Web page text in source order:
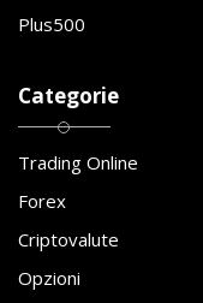
Plus500
Categorie
Trading Online
Forex
Criptovalute
Opzioni